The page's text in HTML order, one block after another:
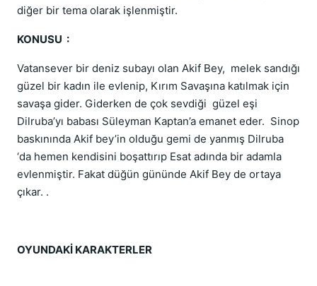
diğer bir tema olarak işlenmiştir.
KONUSU :
Vatansever bir deniz subayı olan Akif Bey, melek sandığı
güzel bir kadın ile evlenip, Kırım Savaşına katılmak için
savaşa gider. Giderken de çok sevdiği güzel eşi
Dilruba’yı babası Süleyman Kaptan’a emanet eder. Sinop
baskınında Akif bey’in olduğu gemi de yanmış Dilruba
‘da hemen kendisini boşattırıp Esat adında bir adamla
evlenmiştir. Fakat düğün gününde Akif Bey de ortaya
çıkar. .
OYUNDAKİ KARAKTERLER